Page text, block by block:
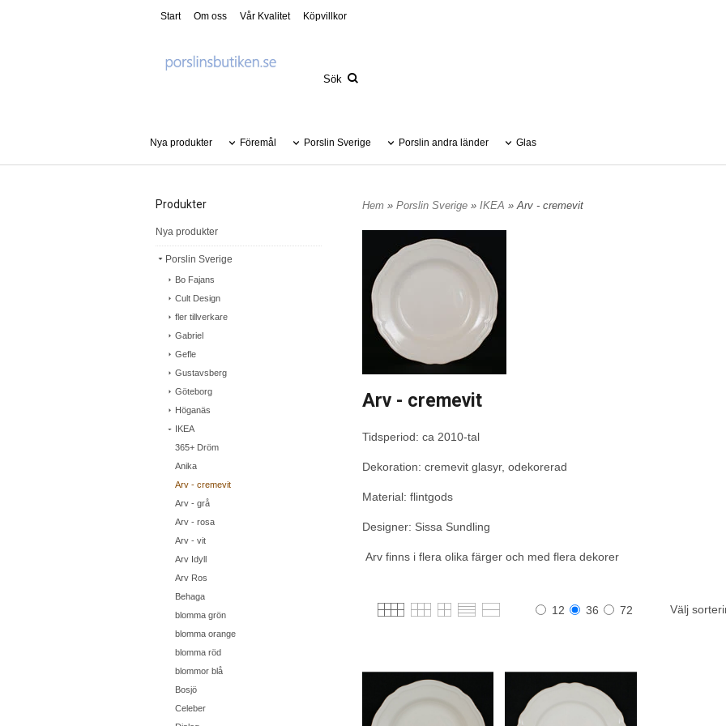
Start Om oss Vår Kvalitet Köpvillkor
Nya produkter Föremål Porslin Sverige Porslin andra länder Glas
Produkter
Nya produkter
Porslin Sverige
Bo Fajans
Cult Design
fler tillverkare
Gabriel
Gefle
Gustavsberg
Göteborg
Höganäs
IKEA
365+ Dröm
Anika
Arv - cremevit
Arv - grå
Arv - rosa
Arv - vit
Arv Idyll
Arv Ros
Behaga
blomma grön
blomma orange
blomma röd
blommor blå
Bosjö
Celeber
Hem » Porslin Sverige » IKEA » Arv - cremevit
Arv - cremevit
Tidsperiod: ca 2010-tal
Dekoration: cremevit glasyr, odekorerad
Material: flintgods
Designer: Sissa Sundling
Arv finns i flera olika färger och med flera dekorer
12 36 72 Välj